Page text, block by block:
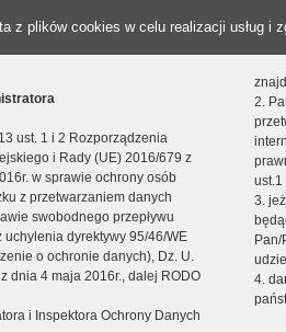
z plików cookies w celu realizacji usług i
ust. 1 i 2 Rozporządzenia
i Rady (UE) 2016/679 z
w sprawie ochrony osób
z przetwarzaniem danych
swobodnego przepływu
uchylenia dyrektywy 95/46/WE
o ochronie danych), Dz. U.
dnia 4 maja 2016r., dalej RODO
i Inspektora Ochrony Danych
2.
ust.1
3.
4.